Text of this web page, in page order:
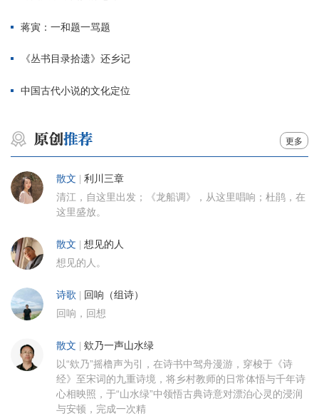
蒋寅：一和题一骂题
《丛书目录拾遗》还乡记
中国古代小说的文化定位
更多
散文 | 利川三章
清江，自这里出发；《龙船调》，从这里唱响；杜鹃，在
这里盛放。
散文 | 想见的人
想见的人。
诗歌 | 回响（组诗）
回响，回想
散文 | 欸乃一声山水绿
以“欸乃”摇橹声为引，在诗书中驾舟漫游，穿梭于《诗
经》至宋词的九重诗境，将乡村教师的日常体悟与千年诗
心相映照，于“山水绿”中领悟古典诗意对漂泊心灵的浸润
与安顿，完成一次精